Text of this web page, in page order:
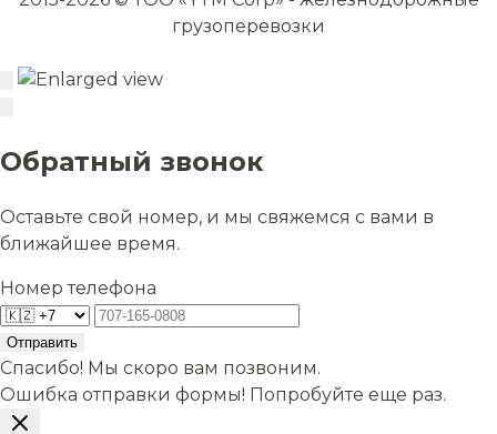
грузоперевозки
Обратный звонок
Оставьте свой номер, и мы свяжемся с вами в
ближайшее время.
Номер телефона
Отправить
Спасибо! Мы скоро вам позвоним.
Ошибка отправки формы! Попробуйте еще раз.